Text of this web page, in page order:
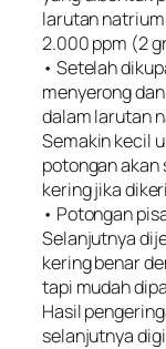
larutan
2.000 ppm (2
• Setelah
menyerong
dalam larutan
Semakin kecil
potongan akan
kering jika
• Potongan
Selanjutnya
kering benar
tapi mudah
Hasil
selanjutnya